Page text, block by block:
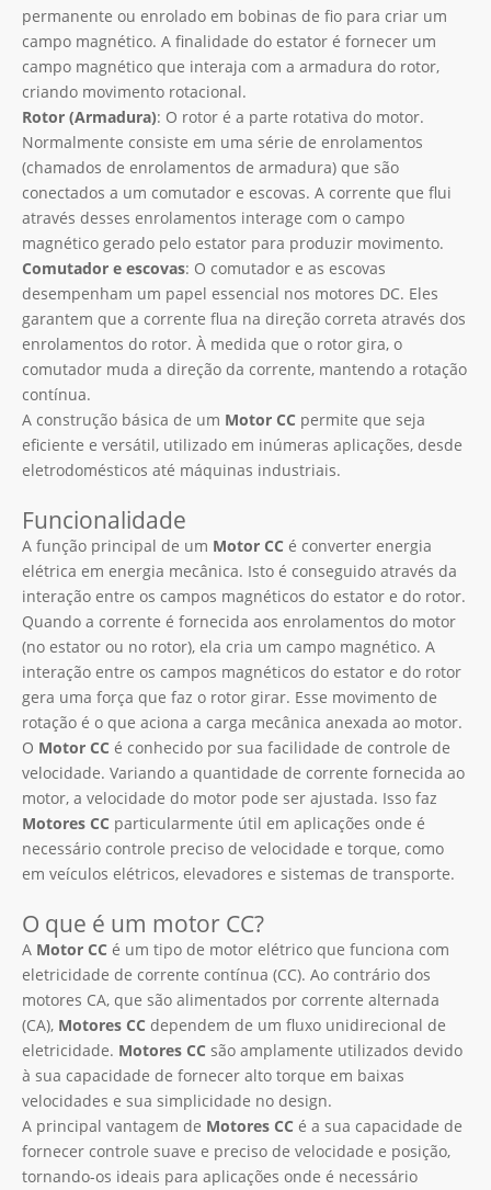
permanente ou enrolado em bobinas de fio para criar um
campo magnético. A finalidade do estator é fornecer um
campo magnético que interaja com a armadura do rotor,
criando movimento rotacional.
Rotor (Armadura): O rotor é a parte rotativa do motor.
Normalmente consiste em uma série de enrolamentos
(chamados de enrolamentos de armadura) que são
conectados a um comutador e escovas. A corrente que flui
através desses enrolamentos interage com o campo
magnético gerado pelo estator para produzir movimento.
Comutador e escovas: O comutador e as escovas
desempenham um papel essencial nos motores DC. Eles
garantem que a corrente flua na direção correta através dos
enrolamentos do rotor. À medida que o rotor gira, o
comutador muda a direção da corrente, mantendo a rotação
contínua.
A construção básica de um Motor CC permite que seja
eficiente e versátil, utilizado em inúmeras aplicações, desde
eletrodomésticos até máquinas industriais.
Funcionalidade
A função principal de um Motor CC é converter energia
elétrica em energia mecânica. Isto é conseguido através da
interação entre os campos magnéticos do estator e do rotor.
Quando a corrente é fornecida aos enrolamentos do motor
(no estator ou no rotor), ela cria um campo magnético. A
interação entre os campos magnéticos do estator e do rotor
gera uma força que faz o rotor girar. Esse movimento de
rotação é o que aciona a carga mecânica anexada ao motor.
O Motor CC é conhecido por sua facilidade de controle de
velocidade. Variando a quantidade de corrente fornecida ao
motor, a velocidade do motor pode ser ajustada. Isso faz
Motores CC particularmente útil em aplicações onde é
necessário controle preciso de velocidade e torque, como
em veículos elétricos, elevadores e sistemas de transporte.
O que é um motor CC?
A Motor CC é um tipo de motor elétrico que funciona com
eletricidade de corrente contínua (CC). Ao contrário dos
motores CA, que são alimentados por corrente alternada
(CA), Motores CC dependem de um fluxo unidirecional de
eletricidade. Motores CC são amplamente utilizados devido
à sua capacidade de fornecer alto torque em baixas
velocidades e sua simplicidade no design.
A principal vantagem de Motores CC é a sua capacidade de
fornecer controle suave e preciso de velocidade e posição,
tornando-os ideais para aplicações onde é necessário